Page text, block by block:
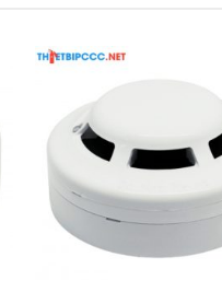
HF-24 so với các